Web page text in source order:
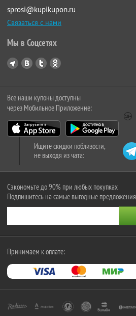
sprosi@kupikupon.ru
Связаться с нами
Мы в Соцсетях
Все наши купоны доступны
через Мобильное Приложение:
Ищите скидки поблизости,
не выходя из чата:
Сэкономьте до 90% при любых покупках
Подпишитесь на самые выгодные предложения
Принимаем к оплате: